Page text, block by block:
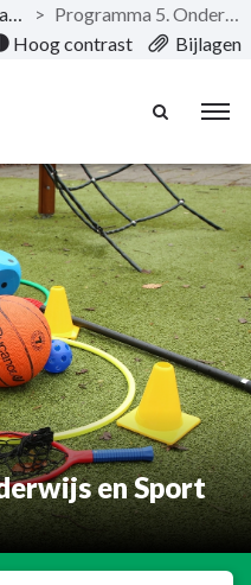
Programma's >
Programma 5. Onderwijs en Sport
Hoog contrast Bijlagen
en Sport